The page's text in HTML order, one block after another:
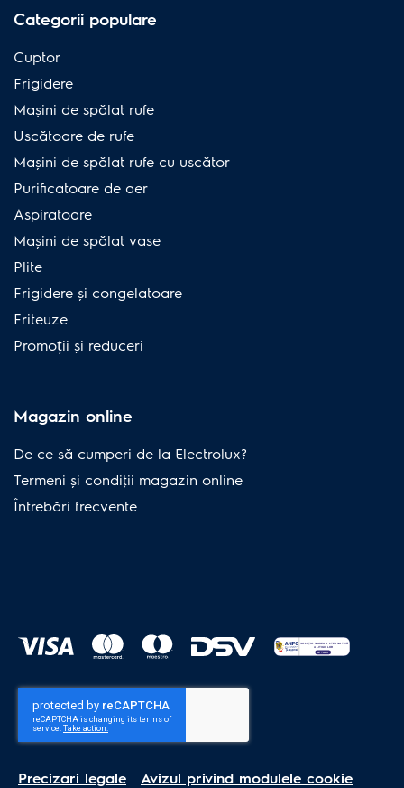
Categorii populare
Cuptor
Frigidere
Mașini de spălat rufe
Uscătoare de rufe
Mașini de spălat rufe cu uscător
Purificatoare de aer
Aspiratoare
Mașini de spălat vase
Plite
Frigidere și congelatoare
Friteuze
Promoții și reduceri
Magazin online
De ce să cumperi de la Electrolux?
Termeni și condiţii magazin online
Întrebări frecvente
Precizari legale Avizul privind modulele cookie